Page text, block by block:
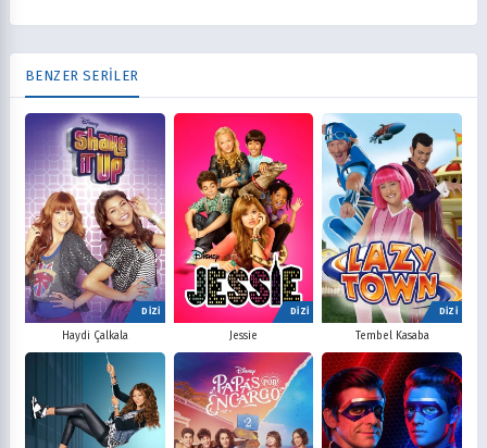
BENZER SERİLER
DİZİ
Haydi Çalkala
DİZİ
Jessie
DİZİ
Tembel Kasaba